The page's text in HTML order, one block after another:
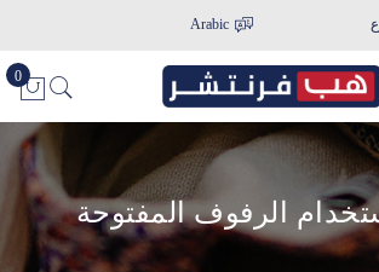
Arabic
الرفوف المفتوحة